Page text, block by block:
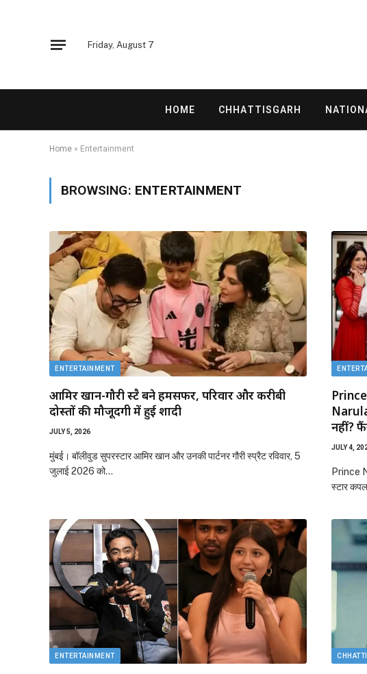
Friday, August 7
HOME CHHATTISGARH
Home » Entertainment
BROWSING: ENTERTAINMENT
ENTERTAINMENT
आमिर खान-गौरी स्प्रैट बने हमसफर, परिवार और करीबी
दोस्तों की मौजूदगी में हुई शादी
JULY 5, 2026
मुंबई। बॉलीवुड सुपरस्टार आमिर खान और उनकी पार्टनर गौरी स्प्रैट रविवार, 5
जुलाई 2026 को…
नहीं?
JULY 4,
Prince
स्टार
ENTERTAINMENT